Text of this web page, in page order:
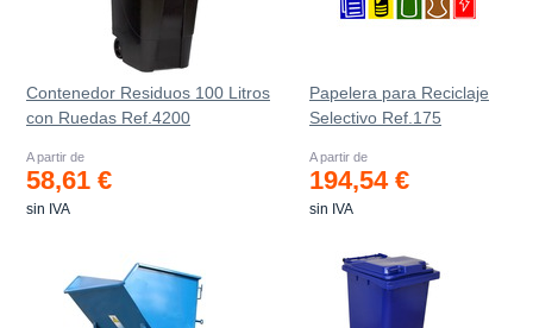
Contenedor Residuos 100 Litros
con Ruedas Ref.4200
A partir de
58,61 €
sin IVA
Papelera para Reciclaje
Selectivo Ref.175
A partir de
194,54 €
sin IVA